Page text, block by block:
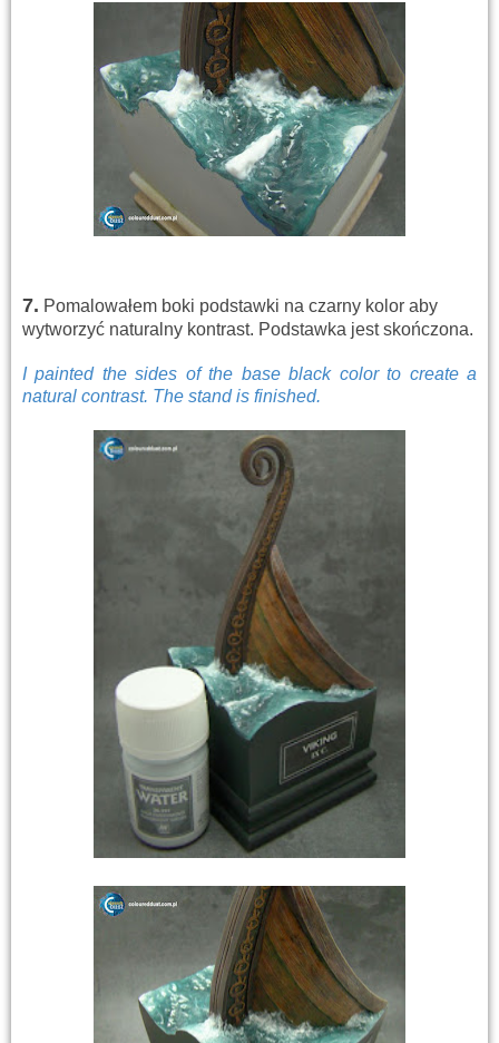
7. Pomalowałem boki podstawki na czarny kolor aby
wytworzyć naturalny kontrast. Podstawka jest skończona.
I painted the sides of the baseblack color to create a
natural contrast. The stand is finished.